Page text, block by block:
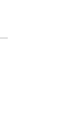
и кабельное